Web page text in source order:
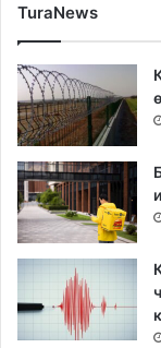
TuraNews